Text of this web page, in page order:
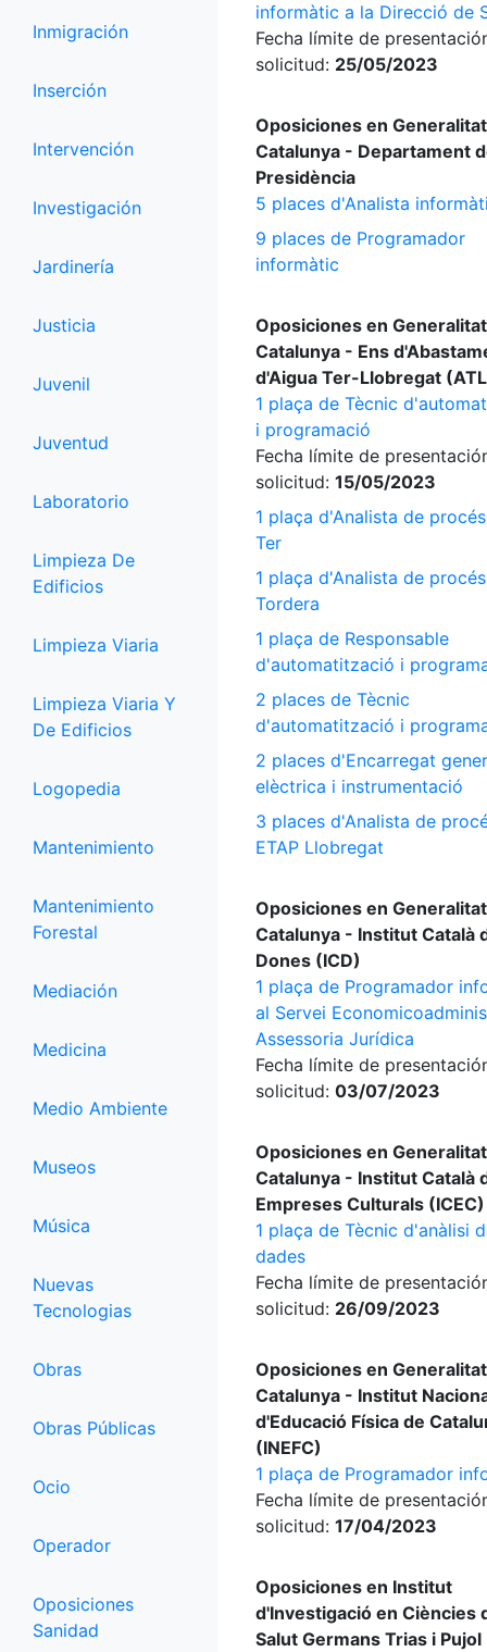
Inmigración
Inserción
Intervención
Investigación
Jardinería
Justicia
Juvenil
Juventud
Laboratorio
Limpieza De
Edificios
Limpieza Viaria
Limpieza Viaria Y
De Edificios
Logopedia
Mantenimiento
Mantenimiento
Forestal
Mediación
Medicina
Medio Ambiente
Museos
Música
Nuevas
Tecnologias
Obras
Obras Públicas
Ocio
Operador
Oposiciones
Sanidad
informàtic a la Direcció de
Fecha límite de
solicitud: 25/05/2023
Oposiciones en
Catalunya - Departament
Presidència
5 places d'Analista
9 places de Programador
informàtic
Oposiciones en
Catalunya - Ens
d'Aigua Ter-Llobregat
1 plaça de Tècnic
i programació
Fecha límite de
solicitud: 15/05/2023
1 plaça d'Analista de
Ter
1 plaça d'Analista de
Tordera
1 plaça de Responsable
d'automatització i
2 places de Tècnic
d'automatització i
2 places d'Encarregat
elèctrica i instrumentació
3 places d'Analista de
ETAP Llobregat
Oposiciones en
Catalunya - Institut Català
Dones (ICD)
1 plaça de Programador
al Servei
Assessoria Jurídica
Fecha límite de
solicitud: 03/07/2023
Oposiciones en
Catalunya - Institut Català
Empreses Culturals (ICEC)
1 plaça de Tècnic d'anàlisi
dades
Fecha límite de
solicitud: 26/09/2023
Oposiciones en
Catalunya - Institut
d'Educació Física de
(INEFC)
1 plaça de Programador
Fecha límite de
solicitud: 17/04/2023
Oposiciones en Institut
d'Investigació en Ciències
Salut Germans Trias i Pujol